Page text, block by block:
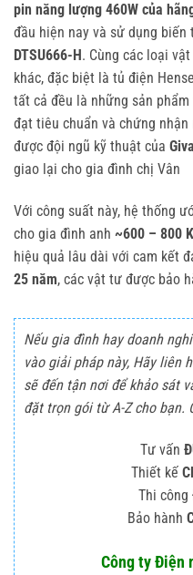
pin năng lượng 460W của
đầu hiện nay và sử dụng biến
DTSU666-H . Cùng các loại
khác, đặc biệt là tủ điện
tất cả đều là những sản
đạt tiêu chuẩn và chứng nhận
được đội ngũ kỹ thuật của
giao lại cho gia đình chị Vân
Với công suất này, hệ thống
cho gia đình anh ~600 – 800
hiệu quả lâu dài với cam kết
25 năm, các vật tư được bảo
Nếu gia đình hay doanh
vào giải pháp này, Hãy liên
sẽ đến tận nơi để khảo sát
đặt trọn gói từ A-Z cho bạn.
Tư vấn
Thiết kế
Thi công
Bảo hành
Công ty Điện